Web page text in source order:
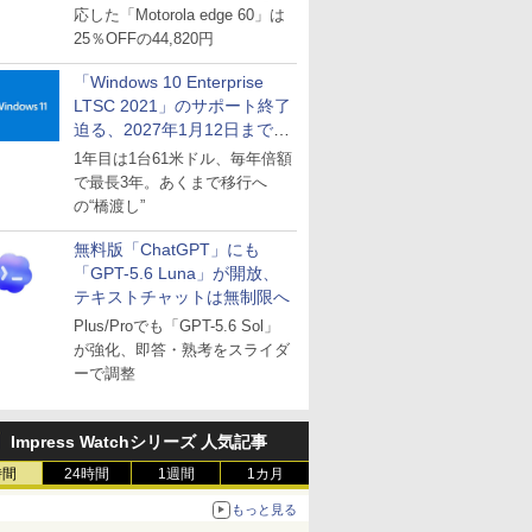
応した「Motorola edge 60」は
25％OFFの44,820円
「Windows 10 Enterprise
LTSC 2021」のサポート終了
迫る、2027年1月12日まで
～ESUは9月1日から販売
1年目は1台61米ドル、毎年倍額
で最長3年。あくまで移行へ
の“橋渡し”
無料版「ChatGPT」にも
「GPT-5.6 Luna」が開放、
テキストチャットは無制限へ
Plus/Proでも「GPT-5.6 Sol」
が強化、即答・熟考をスライダ
ーで調整
Impress Watchシリーズ 人気記事
24時間 1週間 1カ月
もっと見る